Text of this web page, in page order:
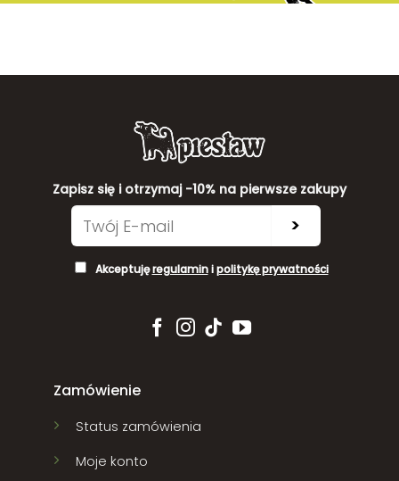
Zapisz się i otrzymaj -10% na pierwsze zakupy
>
Akceptujęregulaminipolitykę prywatności
Zamówienie
Status zamówienia
Moje konto